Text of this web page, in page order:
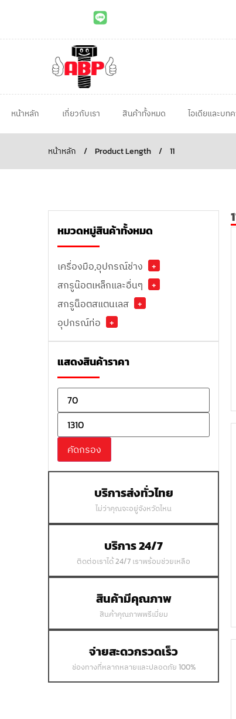
หน้าหลัก เกี่ยวกับเรา สินค้าทั้งหมด ไอเดียและบท
หน้าหลัก / Product Length / 11
หมวดหมู่สินค้าทั้งหมด
เครื่องมือ,อุปกรณ์ช่าง
+
สกรูน๊อตเหล็กและอื่นๆ
+
สกรูน็อตสแตนเลส
+
อุปกรณ์ท่อ
+
แสดงสินค้าราคา
คัดกรอง
บริการส่งทั่วไทย
ไม่ว่าคุณจะอยู่จังหวัดไหน
บริการ 24/7
ติดต่อเราได้ 24/7 เราพร้อมช่วยเหลือ
สินค้ามีคุณภาพ
สินค้าคุณภาพพรีเมี่ยม
จ่ายสะดวกรวดเร็ว
ช่องทางที่หลากหลายและปลอดภัย 100%